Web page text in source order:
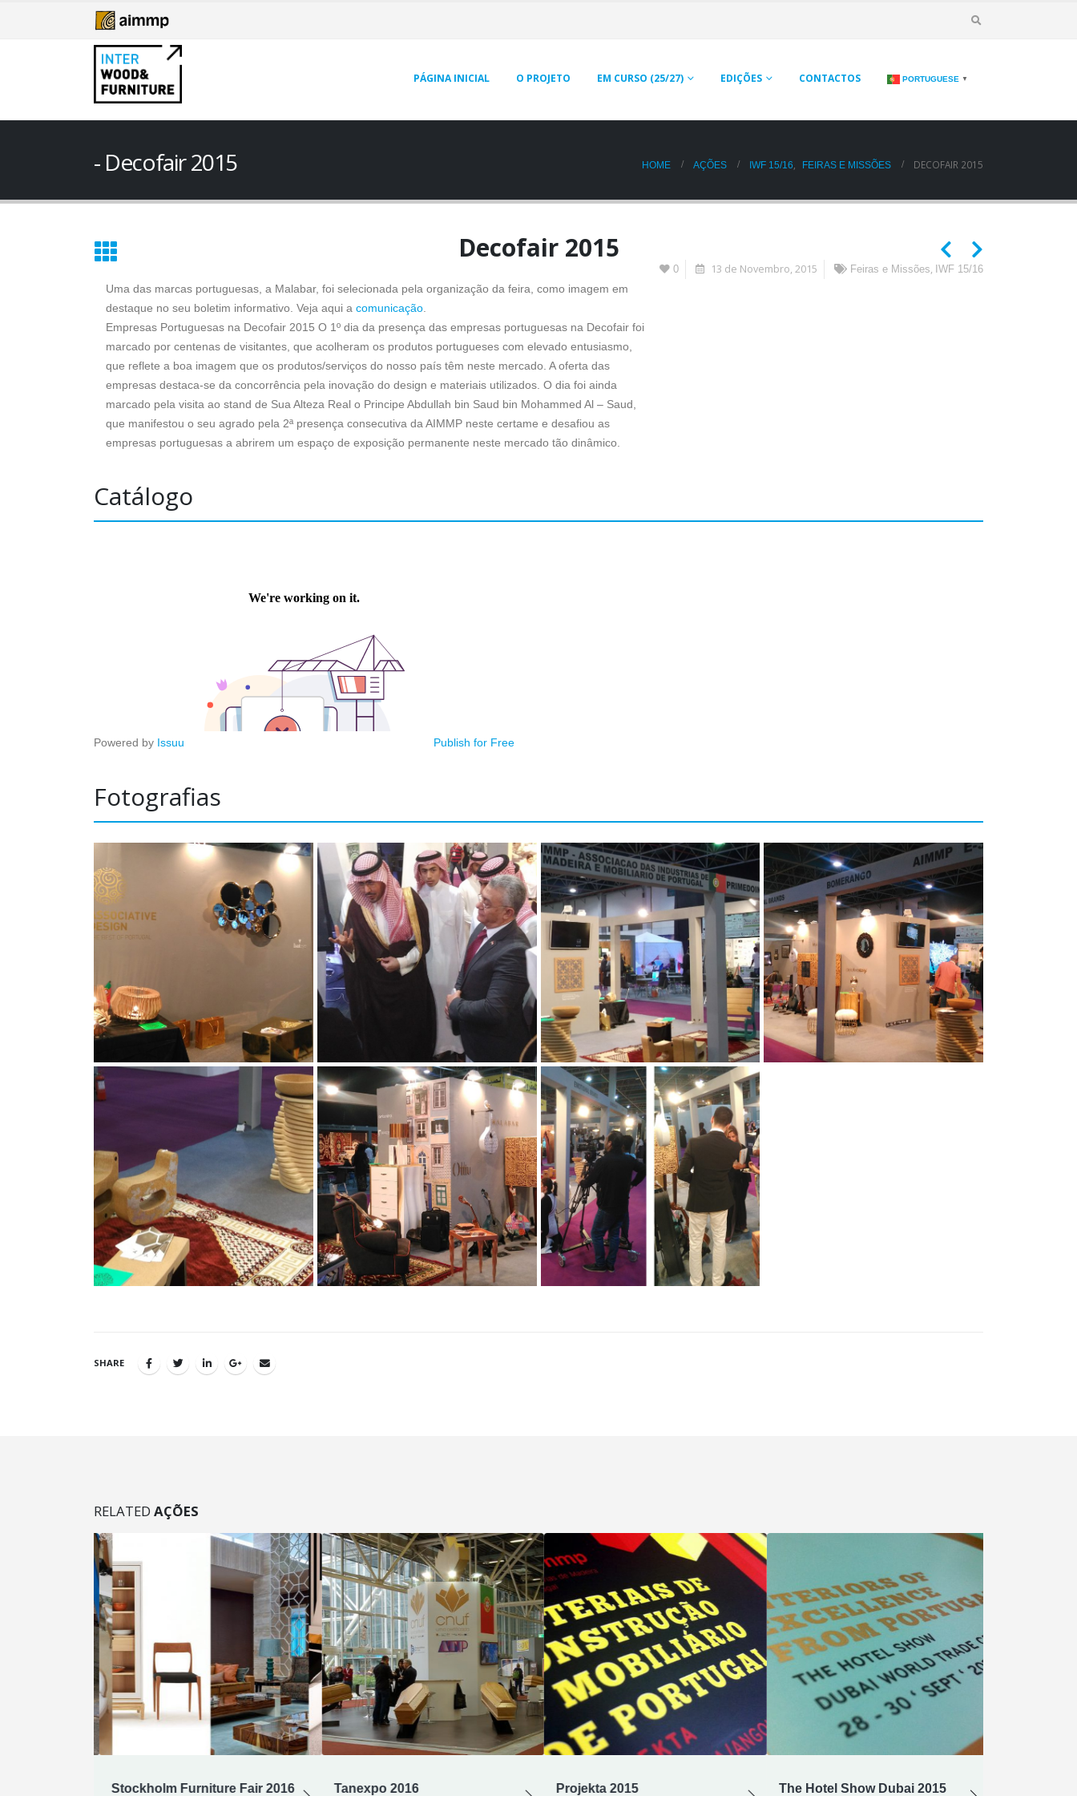
PÁGINA INICIAL O PROJETO EM CURSO (25/27) EDIÇÕES CONTACTOS PORTUGUESE ▼
Decofair 2015 HOME AÇÕES IWF 15/16 FEIRAS E MISSÕES DECOFAIR 2015
Decofair 2015
0 13 de Novembro, 2015 Feiras e Missões, IWF 15/16
Uma das marcas portuguesas, a Malabar, foi selecionada pela organização da feira, como imagem em
destaque no seu boletim informativo. Veja aqui a comunicação
Empresas Portuguesas na Decofair 2015 O 1º dia da presença das empresas portuguesas na Decofair foi
marcado por centenas de visitantes, que acolheram os produtos portugueses com elevado entusiasmo,
que reflete a boa imagem que os produtos/serviços do nosso país têm neste mercado. A oferta das
empresas destaca-se da concorrência pela inovação do design e materiais utilizados. O dia foi ainda
marcado pela visita ao stand de Sua Alteza Real o Principe Abdullah bin Saud bin Mohammed Al – Saud,
que manifestou o seu agrado pela 2ª presença consecutiva da AIMMP neste certame e desafiou as
empresas portuguesas a abrirem um espaço de exposição permanente neste mercado tão dinâmico.
Catálogo
Powered by Issuu Publish for Free
Fotografias
SHARE
RELATED AÇÕES
Stockholm Furniture Fair 2016 Tanexpo 2016 Projekta 2015 The Hotel Show Dubai 2015